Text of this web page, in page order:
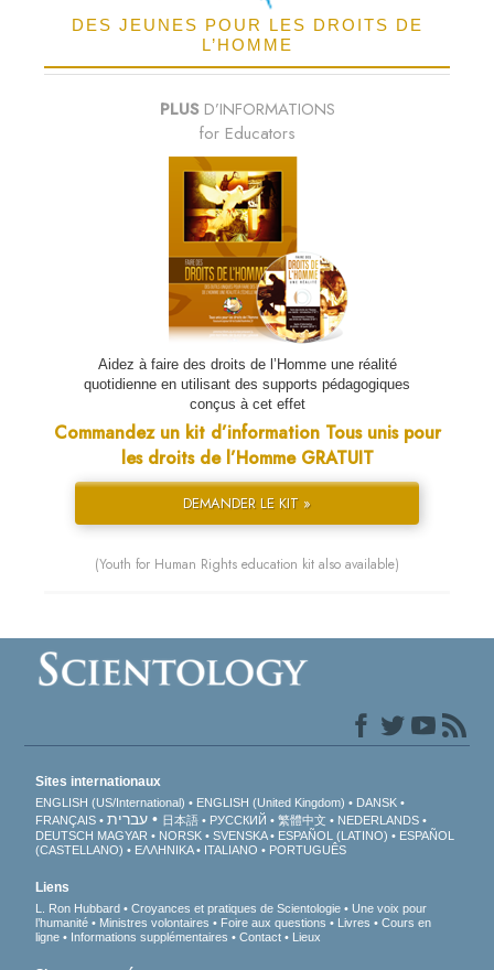
DES JEUNES POUR LES DROITS DE
L’HOMME
PLUS D’INFORMATIONS
for Educators
Aidez à faire des droits de l’Homme une réalité
quotidienne en utilisant des supports pédagogiques
conçus à cet effet
Commandez un kit d’information Tous unis pour
les droits de l’Homme GRATUIT
DEMANDER LE KIT »
(Youth for Human Rights education kit also available)
Sites internationaux
ENGLISH (US/International) ENGLISH (United Kingdom)
DANSK
FRANÇAIS
עברית 日本語 РУССКИЙ 繁體中文
NEDERLANDS
DEUTSCH MAGYAR NORSK SVENSKA ESPAÑOL (LATINO)
ESPAÑOL
(CASTELLANO)
ΕΛΛΗΝΙΚA ITALIANO PORTUGUÊS
Liens
L. Ron Hubbard Croyances et pratiques de Scientologie
Une voix pour
l’humanité
Ministres volontaires Foire aux questions Livres
Cours en
ligne
Informations supplémentaires Contact Lieux